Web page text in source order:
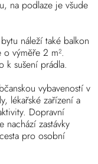
na podlaze je všude
náleží také balkon
výměře 2 m².
k sušení prádla.
vybaveností v
lékařské zařízení a
Dopravní
zastávky
pro osobní